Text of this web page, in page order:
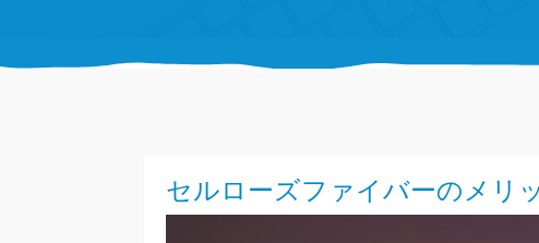
セルローズファイバーのメリ